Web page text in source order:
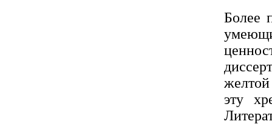
Более
эту